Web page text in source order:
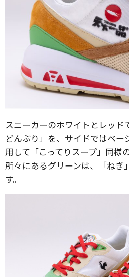
スニーカーのホワイトとレッド
どんぶり」を、サイドではベー
用して「こってりスープ」同様
所々にあるグリーンは、「ねぎ
す。